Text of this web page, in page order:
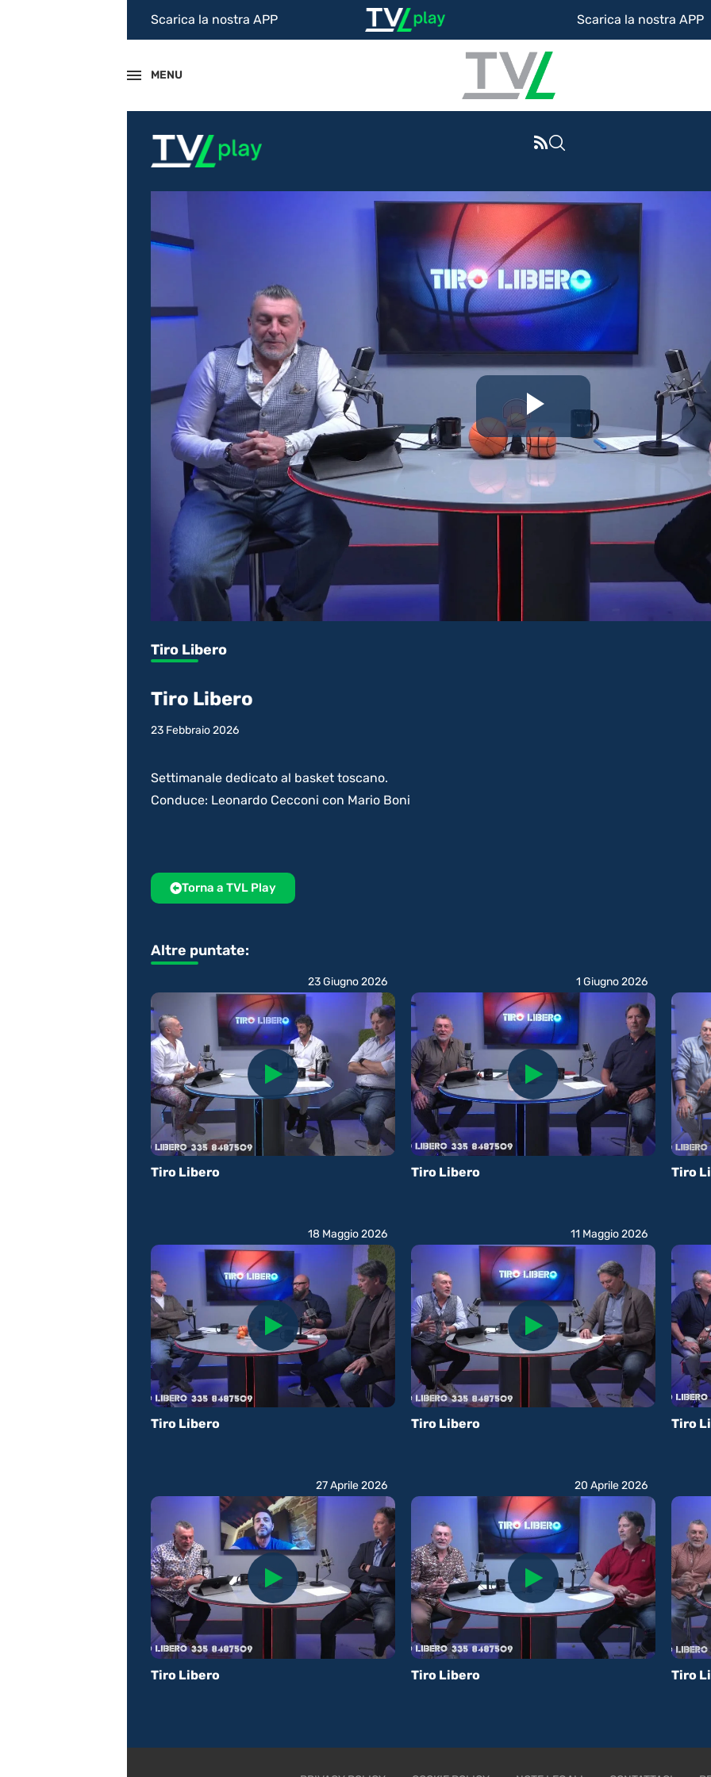
Scarica la nostra APP Scarica la nostra APP
MENU
il
video
Tiro Libero
Tiro Libero
23 Febbraio 2026
Settimanale dedicato al basket toscano.
Conduce: Leonardo Cecconi con Mario Boni
Torna a TVL Play
Altre puntate:
Tiro Libero
23 Giugno 2026
Tiro Libero
1 Giugno 2026
Tiro
Tiro Libero
18 Maggio 2026
Tiro Libero
11 Maggio 2026
Tiro
Tiro Libero
27 Aprile 2026
Tiro Libero
20 Aprile 2026
Tiro